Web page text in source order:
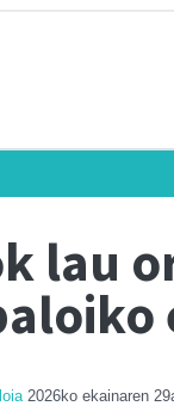
lau
2026ko ekainaren